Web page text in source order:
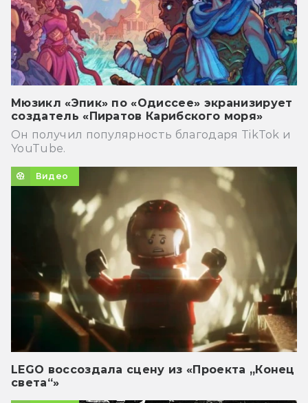
Мюзикл «Эпик» по «Одиссее» экранизирует
создатель «Пиратов Карибского моря»
Он получил популярность благодаря TikTok и
YouTube.
Видео
LEGO воссоздала сцену из «Проекта „Конец
света“»